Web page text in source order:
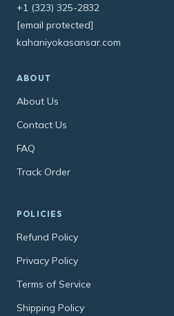
+1 (323) 325-2832
[email protected]
kahaniyokasansar.com
ABOUT
About Us
Contact Us
FAQ
Track Order
POLICIES
Refund Policy
Privacy Policy
Terms of Service
Shipping Policy